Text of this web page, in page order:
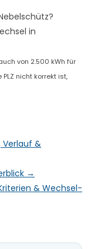
in
von 2.500 kWh für
nicht korrekt ist,
Verlauf &
→
& Wechsel-